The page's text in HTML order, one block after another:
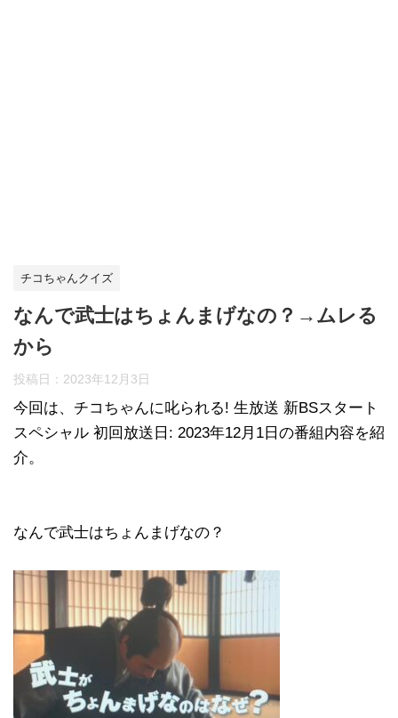
チコちゃんクイズ
なんで武士はちょんまげなの？→ムレる
から
投稿日： 2023年12月3日
今回は、チコちゃんに叱られる! 生放送 新BSスタート
スペシャル 初回放送日: 2023年12月1日の番組内容を紹
介。
なんで武士はちょんまげなの？